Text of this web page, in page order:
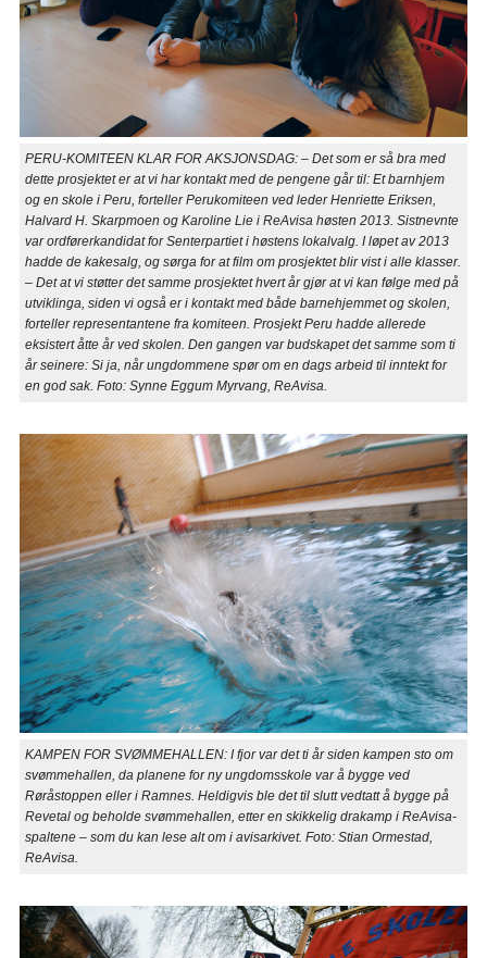
PERU-KOMITEEN KLAR FOR AKSJONSDAG: – Det som er så bra med
dette prosjektet er at vi har kontakt med de pengene går til: Et barnhjem
og en skole i Peru, forteller Perukomiteen ved leder Henriette Eriksen,
Halvard H. Skarpmoen og Karoline Lie i ReAvisa høsten 2013. Sistnevnte
var ordførerkandidat for Senterpartiet i høstens lokalvalg. I løpet av 2013
hadde de kakesalg, og sørga for at film om prosjektet blir vist i alle klasser.
– Det at vi støtter det samme prosjektet hvert år gjør at vi kan følge med på
utviklinga, siden vi også er i kontakt med både barnehjemmet og skolen,
forteller representantene fra komiteen. Prosjekt Peru hadde allerede
eksistert åtte år ved skolen. Den gangen var budskapet det samme som ti
år seinere: Si ja, når ungdommene spør om en dags arbeid til inntekt for
en god sak. Foto: Synne Eggum Myrvang, ReAvisa.
KAMPEN FOR SVØMMEHALLEN: I fjor var det ti år siden kampen sto om
svømmehallen, da planene for ny ungdomsskole var å bygge ved
Røråstoppen eller i Ramnes. Heldigvis ble det til slutt vedtatt å bygge på
Revetal og beholde svømmehallen, etter en skikkelig drakamp i ReAvisa-
spaltene – som du kan lese alt om i avisarkivet. Foto: Stian Ormestad,
ReAvisa.